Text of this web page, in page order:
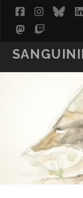
facebook
mastodon
twitch